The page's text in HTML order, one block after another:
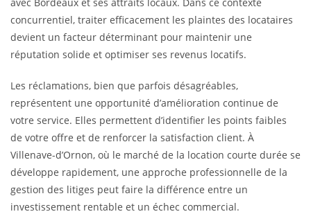
concurrentiel, traiter efficacement les plaintes des locataires
devient un facteur déterminant pour maintenir une
réputation solide et optimiser ses revenus locatifs.
Les réclamations, bien que parfois désagréables,
représentent une opportunité d’amélioration continue de
votre service. Elles permettent d’identifier les points faibles
de votre offre et de renforcer la satisfaction client. À
Villenave-d’Ornon, où le marché de la location courte durée se
développe rapidement, une approche professionnelle de la
gestion des litiges peut faire la différence entre un
investissement rentable et un échec commercial.